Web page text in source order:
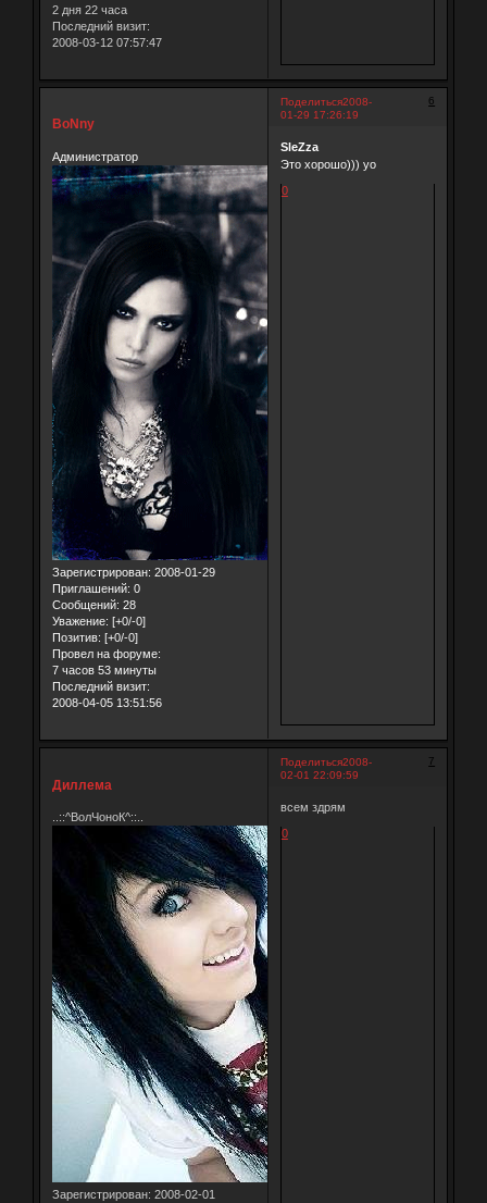
2 дня 22 часа
Последний визит:
2008-03-12 07:57:47
Поделиться 6
2008-
01-29 17:26:19
BoNny
Администратор
Зарегистрирован: 2008-01-29
Приглашений: 0
Сообщений: 28
Уважение: [+0/-0]
Позитив: [+0/-0]
Провел на форуме:
7 часов 53 минуты
Последний визит:
2008-04-05 13:51:56
SleZza
Это хорошо))) yo
0
Поделиться 7
2008-
02-01 22:09:59
Диллема
..::^ВолЧоноК^::..
Зарегистрирован: 2008-02-01
всем здрям
0